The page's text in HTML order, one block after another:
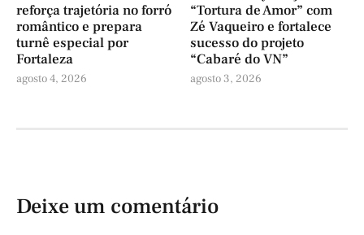
reforça trajetória no forró
romântico e prepara
turnê especial por
Fortaleza
agosto 4, 2026
“Tortura de Amor” com
Zé Vaqueiro e fortalece
sucesso do projeto
“Cabaré do VN”
agosto 3, 2026
Deixe um comentário